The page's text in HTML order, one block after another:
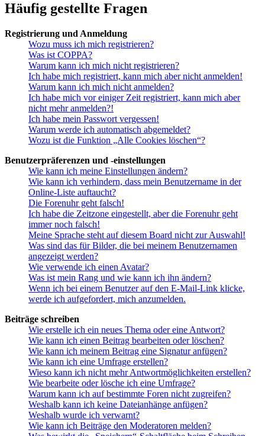
Häufig gestellte Fragen
Registrierung und Anmeldung
Wozu muss ich mich registrieren?
Was ist COPPA?
Warum kann ich mich nicht registrieren?
Ich habe mich registriert, kann mich aber nicht anmelden!
Warum kann ich mich nicht anmelden?
Ich habe mich vor einiger Zeit registriert, kann mich aber
nicht mehr anmelden?!
Ich habe mein Passwort vergessen!
Warum werde ich automatisch abgemeldet?
Wozu ist die Funktion „Alle Cookies löschen“?
Benutzerpräferenzen und -einstellungen
Wie kann ich meine Einstellungen ändern?
Wie kann ich verhindern, dass mein Benutzername in der
Online-Liste auftaucht?
Die Forenuhr geht falsch!
Ich habe die Zeitzone eingestellt, aber die Forenuhr geht
immer noch falsch!
Meine Sprache steht auf diesem Board nicht zur Auswahl!
Was sind das für Bilder, die bei meinem Benutzernamen
angezeigt werden?
Wie verwende ich einen Avatar?
Was ist mein Rang und wie kann ich ihn ändern?
Wenn ich bei einem Benutzer auf den E-Mail-Link klicke,
werde ich aufgefordert, mich anzumelden.
Beiträge schreiben
Wie erstelle ich ein neues Thema oder eine Antwort?
Wie kann ich einen Beitrag bearbeiten oder löschen?
Wie kann ich meinem Beitrag eine Signatur anfügen?
Wie kann ich eine Umfrage erstellen?
Wieso kann ich nicht mehr Antwortmöglichkeiten erstellen?
Wie bearbeite oder lösche ich eine Umfrage?
Warum kann ich auf bestimmte Foren nicht zugreifen?
Weshalb kann ich keine Dateianhänge anfügen?
Weshalb wurde ich verwarnt?
Wie kann ich Beiträge den Moderatoren melden?